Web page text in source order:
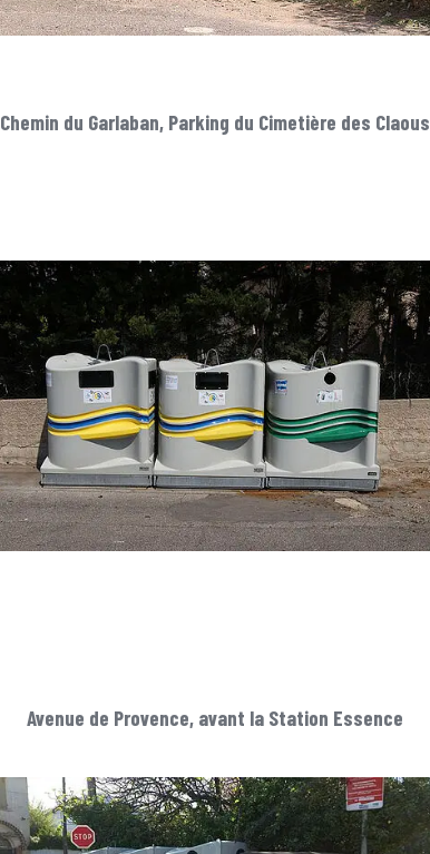
Chemin du Garlaban, Parking du Cimetière des Claous
Avenue de Provence, avant la Station Essence